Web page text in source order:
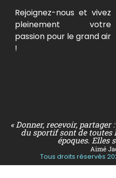
Rejoignez-nous et vivez
pleinement votre
passion pour le grand air
!
« Donner, recevoir,
du sportif sont de toutes
époques. Elles
Aimé
Tous droits réservés